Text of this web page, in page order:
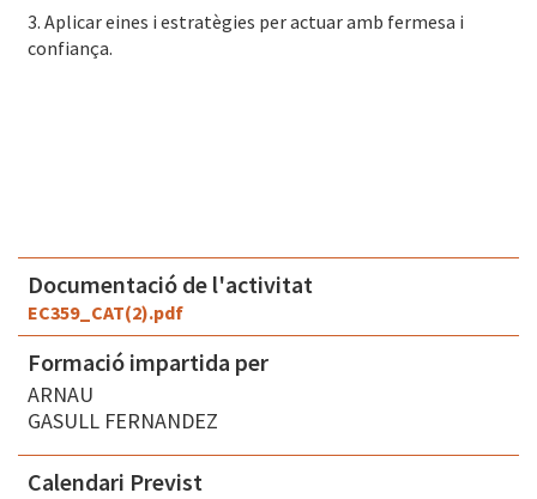
3. Aplicar eines i estratègies per actuar amb fermesa i
confiança.
Documentació de l'activitat
EC359_CAT(2).pdf
Formació impartida per
ARNAU
GASULL FERNANDEZ
Calendari Previst